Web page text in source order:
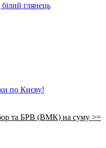
глянець
по Києву!
та БРВ (ВМК) на суму >=